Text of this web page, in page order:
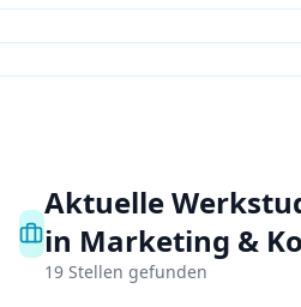
Aktuelle
in Marketing &
19Stellen gefunden